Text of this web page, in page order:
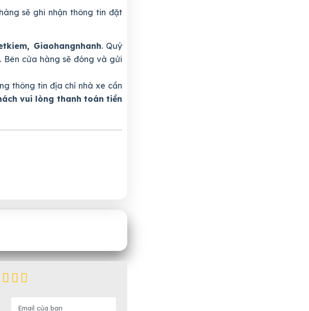
sẽ ghi nhận thông tin đặt
Giaohangnhanh. Quý
Bên cửa hàng sẽ đóng và gửi
thông tin địa chỉ nhà xe cần
vui lòng thanh toán tiền